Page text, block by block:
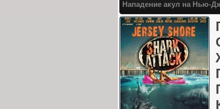
Нападение акул на Нью-